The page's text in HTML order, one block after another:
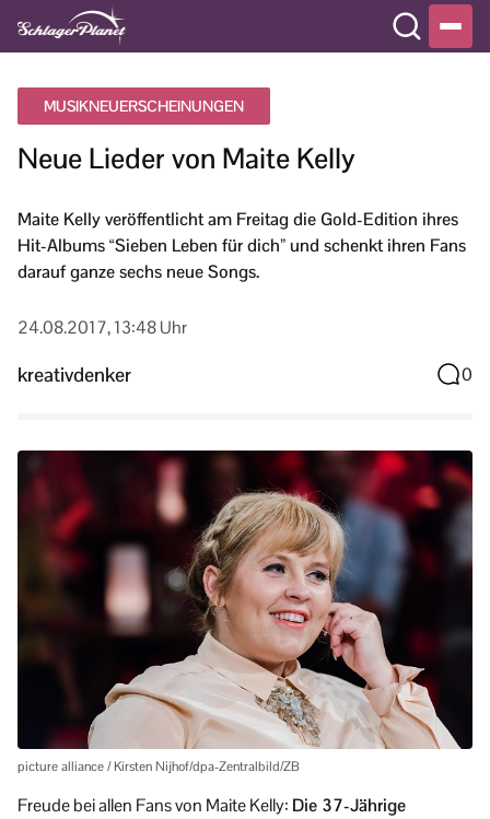
MUSIKNEUERSCHEINUNGEN
Neue Lieder von Maite Kelly
Maite Kelly veröffentlicht am Freitag die Gold-Edition ihres
Hit-Albums “Sieben Leben für dich” und schenkt ihren Fans
darauf ganze sechs neue Songs.
24.08.2017, 13:48 Uhr
kreativdenker 0
picture alliance / Kirsten Nijhof/dpa-Zentralbild/ZB
Freude bei allen Fans von Maite Kelly: Die 37-Jährige